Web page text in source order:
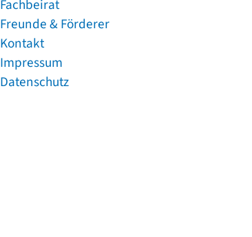
Fachbeirat
Freunde & Förderer
Kontakt
Impressum
Datenschutz